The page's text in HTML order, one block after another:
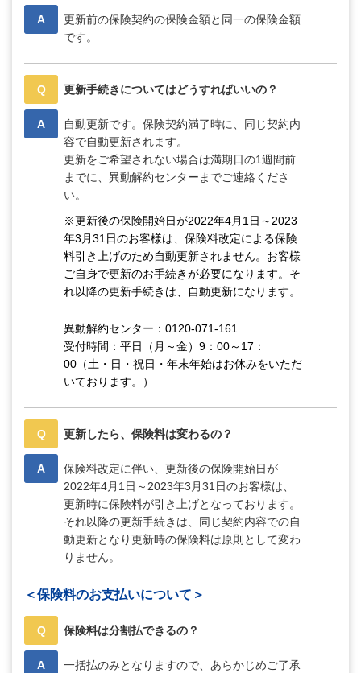
A
更新前の保険契約の保険金額と同一の保険金額
です。
Q 更新手続きについてはどうすればいいの？
A
自動更新です。保険契約満了時に、同じ契約内
容で自動更新されます。
更新をご希望されない場合は満期日の1週間前
までに、異動解約センターまでご連絡くださ
い。
※更新後の保険開始日が2022年4月1日～2023
年3月31日のお客様は、保険料改定による保険
料引き上げのため自動更新されません。お客様
ご自身で更新のお手続きが必要になります。そ
れ以降の更新手続きは、自動更新になります。
異動解約センター：0120-071-161
受付時間：平日（月～金）9：00～17：
00（土・日・祝日・年末年始はお休みをいただ
いております。）
Q 更新したら、保険料は変わるの？
A
保険料改定に伴い、更新後の保険開始日が
2022年4月1日～2023年3月31日のお客様は、
更新時に保険料が引き上げとなっております。
それ以降の更新手続きは、同じ契約内容での自
動更新となり更新時の保険料は原則として変わ
りません。
＜保険料のお支払いについて＞
Q 保険料は分割払できるの？
A
一括払のみとなりますので、あらかじめご了承